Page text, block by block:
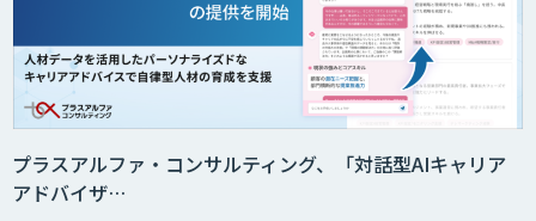
法人向けAIエージェント「OfficeAI社
2層ナレッジ×AIで顧客コミュニケーシ
ョンを効率化「ZEROCK」
プラスアルファ・コンサルティング、「対話型AIキャリア
アドバイザ…